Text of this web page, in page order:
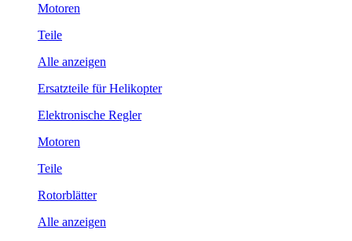
Motoren
Teile
Alle anzeigen
Ersatzteile für Helikopter
Elektronische Regler
Motoren
Teile
Rotorblätter
Alle anzeigen